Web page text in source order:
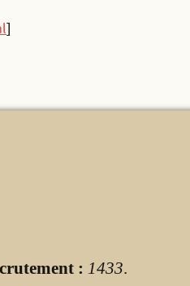
]
: 1433